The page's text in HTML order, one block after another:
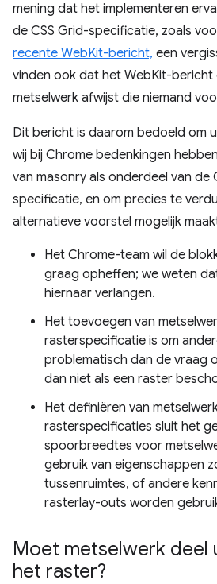
mening dat het implementeren
de CSS Grid-specificatie, zoals
recente WebKit-bericht, een
vinden ook dat het WebKit-bericht
metselwerk afwijst die niemand
Dit bericht is daarom bedoeld om
wij bij Chrome bedenkingen
van masonry als onderdeel van de
specificatie, en om precies te
alternatieve voorstel mogelijk
Het Chrome-team wil de
graag opheffen; we weten
hiernaar verlangen.
Het toevoegen van
rasterspecificatie is om
problematisch dan de vraag
dan niet als een raster
Het definiëren van
rasterspecificaties sluit het
spoorbreedtes voor
gebruik van eigenschappen
tussenruimtes, of andere
rasterlay-outs worden
Moet metselwerk deel
het raster?